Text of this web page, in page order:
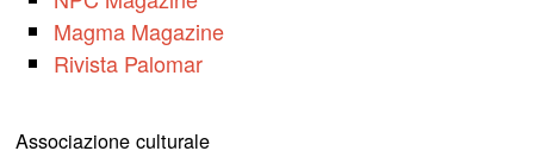
Magma Magazine
Rivista Palomar
Associazione culturale